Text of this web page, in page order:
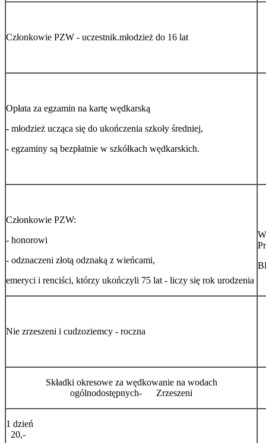
Członkowie PZW - uczestnik.młodzież do 16 lat
Opłata za egzamin na kartę wędkarską
- młodzież ucząca się do ukończenia szkoły średniej,
- egzaminy są bezpłatnie w szkółkach wędkarskich.
Członkowie PZW:
- honorowi
- odznaczeni złotą odznaką z wieńcami,
emeryci i renciści, którzy ukończyli 75 lat - liczy się rok urodzenia
Nie zrzeszeni i cudzoziemcy - roczna
Składki okresowe za wędkowanie na wodach
ogólnodostępnych- Zrzeszeni
1 dzień
20,-